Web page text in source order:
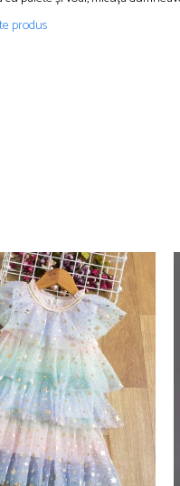
produs